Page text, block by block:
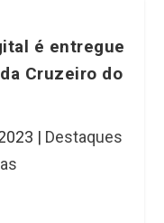
é entregue
Cruzeiro do
| Destaques